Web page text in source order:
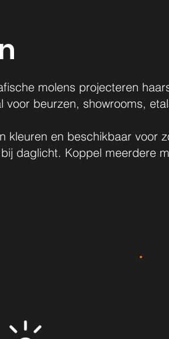
molens projecteren
beurzen, showrooms,
en beschikbaar voor
daglicht. Koppel meerdere